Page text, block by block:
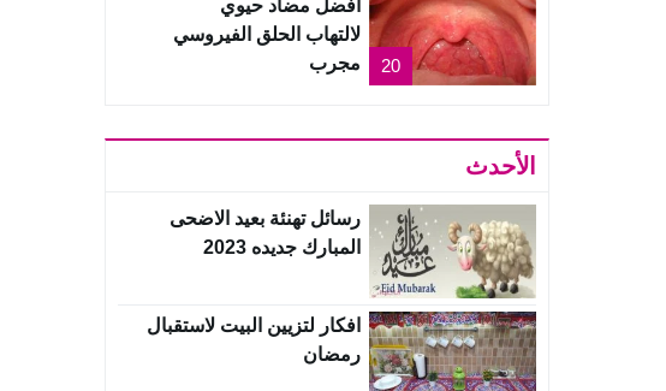
20
أفضل مضاد حيوي
لالتهاب الحلق الفيروسي
مجرب
الأحدث
رسائل تهنئة بعيد الاضحى
المبارك جديده 2023
افكار لتزيين البيت لاستقبال
رمضان